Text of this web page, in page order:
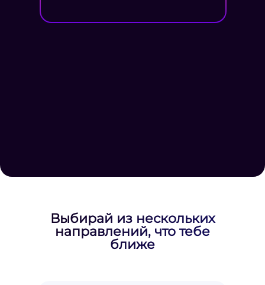
Выбирай из нескольких
направлений, что тебе
ближе